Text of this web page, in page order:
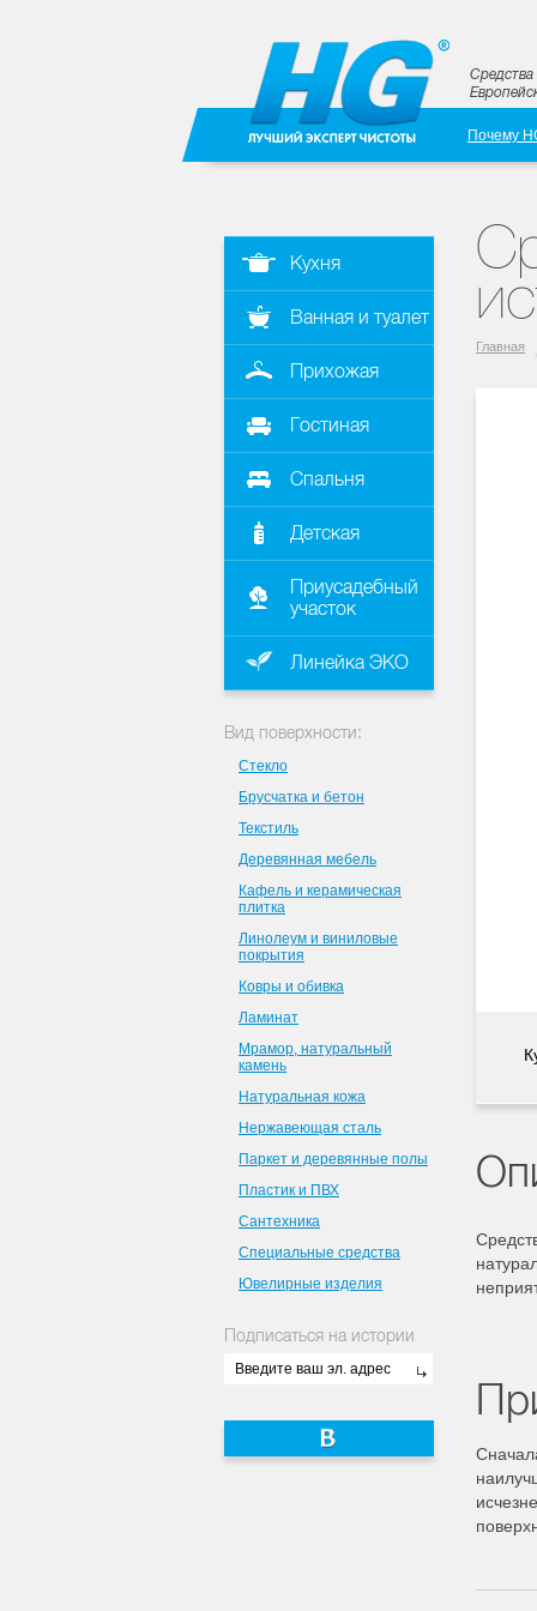
Почему
Кухня
Ванная и туалет
Прихожая
Гостиная
Спальня
Детская
Приусадебный
участок
Линейка ЭКО
Вид поверхности:
Стекло
Брусчатка и бетон
Текстиль
Деревянная мебель
Кафель и керамическая
плитка
Линолеум и виниловые
покрытия
Ковры и обивка
Ламинат
Мрамор, натуральный
камень
Натуральная кожа
Нержавеющая сталь
Паркет и деревянные полы
Пластик и ПВХ
Сантехника
Специальные средства
Ювелирные изделия
Подписаться на истории
Главная